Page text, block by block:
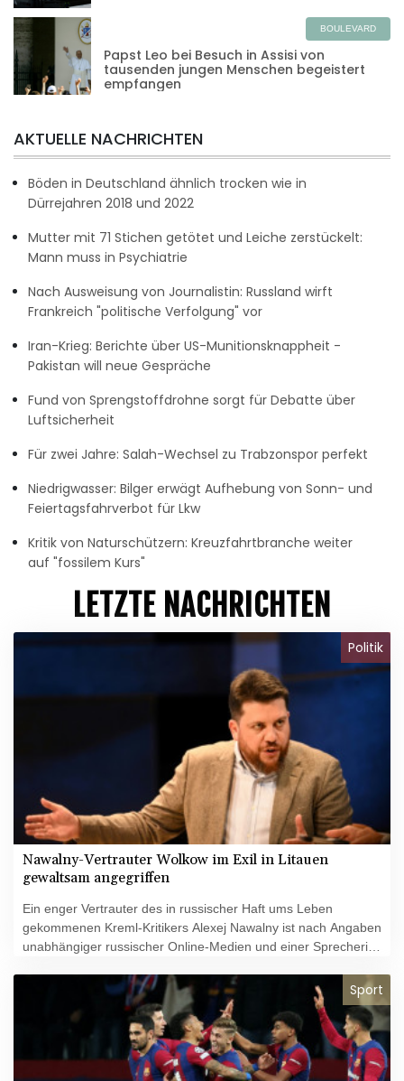
AKTUELLE NACHRICHTEN
Böden in Deutschland ähnlich trocken wie in
Dürrejahren 2018 und 2022
Mutter mit 71 Stichen getötet und Leiche zerstückelt:
Mann muss in Psychiatrie
Nach Ausweisung von Journalistin: Russland wirft
Frankreich "politische Verfolgung" vor
Iran-Krieg: Berichte über US-Munitionsknappheit -
Pakistan will neue Gespräche
Fund von Sprengstoffdrohne sorgt für Debatte über
Luftsicherheit
Für zwei Jahre: Salah-Wechsel zu Trabzonspor perfekt
Niedrigwasser: Bilger erwägt Aufhebung von Sonn- und
Feiertagsfahrverbot für Lkw
Kritik von Naturschützern: Kreuzfahrtbranche weiter
auf "fossilem Kurs"
BOULEVARD
Papst Leo bei Besuch in Assisi von
tausenden jungen Menschen begeistert
empfangen
LETZTE NACHRICHTEN
Politik
Nawalny-Vertrauter Wolkow im Exil in Litauen
gewaltsam angegriffen
Ein enger Vertrauter des in russischer Haft ums Leben
gekommenen Kreml-Kritikers Alexej Nawalny ist nach Angaben
unabhängiger russischer Online-Medien und einer Sprecherin
Wolkow ist gerade vor seinem Haus angegriffen worden",
erklärte am Dienstagabend Kira Jarmisch, die bis zum Tod von
Nawalny dessen Sprecherin war. Unter anderem sei Wolkow
mit Tränengas und einem Hammer attackiert worden.
Sport